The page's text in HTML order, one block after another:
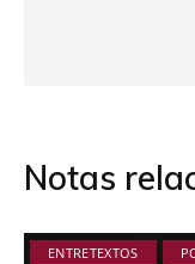
Notas
ENTRETEXTOS